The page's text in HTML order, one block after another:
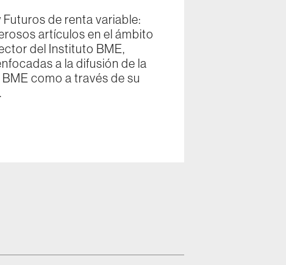
de renta variable:
artículos en el ámbito
del Instituto BME,
a la difusión de la
como a través de su